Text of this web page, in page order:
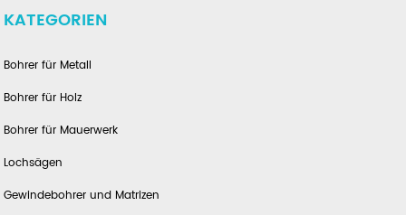
KATEGORIEN
Bohrer für Metall
Bohrer für Holz
Bohrer für Mauerwerk
Lochsägen
Gewindebohrer und Matrizen